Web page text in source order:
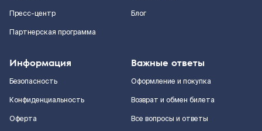
Пресс-центр
Партнерская программа
Блог
Информация
Безопасность
Конфиденциальность
Оферта
Важные ответы
Оформление и покупка
Возврат и обмен билета
Все вопросы и ответы